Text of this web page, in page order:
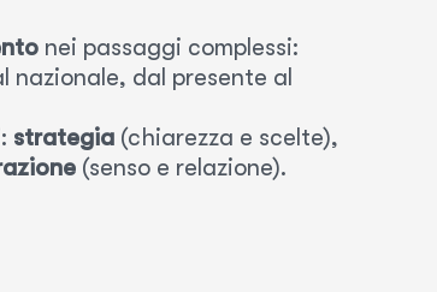
nei passaggi complessi:
nazionale, dal presente al
strategia (chiarezza e scelte),
(senso e relazione).